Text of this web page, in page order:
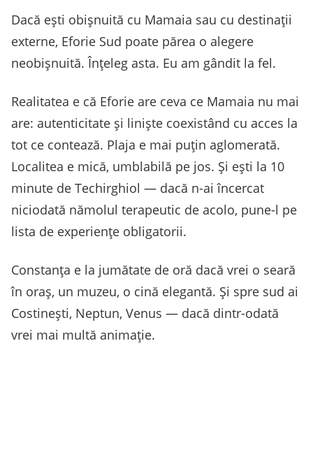
Dacă ești obișnuită cu Mamaia sau cu destinații
externe, Eforie Sud poate părea o alegere
neobișnuită. Înțeleg asta. Eu am gândit la fel.
Realitatea e că Eforie are ceva ce Mamaia nu mai
are: autenticitate și liniște coexistând cu acces la
tot ce contează. Plaja e mai puțin aglomerată.
Localitea e mică, umblabilă pe jos. Și ești la 10
minute de Techirghiol — dacă n-ai încercat
niciodată nămolul terapeutic de acolo, pune-l pe
lista de experiențe obligatorii.
Constanța e la jumătate de oră dacă vrei o seară
în oraș, un muzeu, o cină elegantă. Și spre sud ai
Costinești, Neptun, Venus — dacă dintr-odată
vrei mai multă animație.